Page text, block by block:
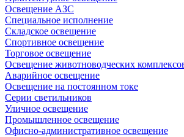
Освещение АЗС
Специальное исполнение
Складское освещение
Спортивное освещение
Торговое освещение
Освещение животноводческих
Аварийное освещение
Освещение на постоянном токе
Серии светильников
Уличное освещение
Промышленное освещение
Офисно-административное освещение